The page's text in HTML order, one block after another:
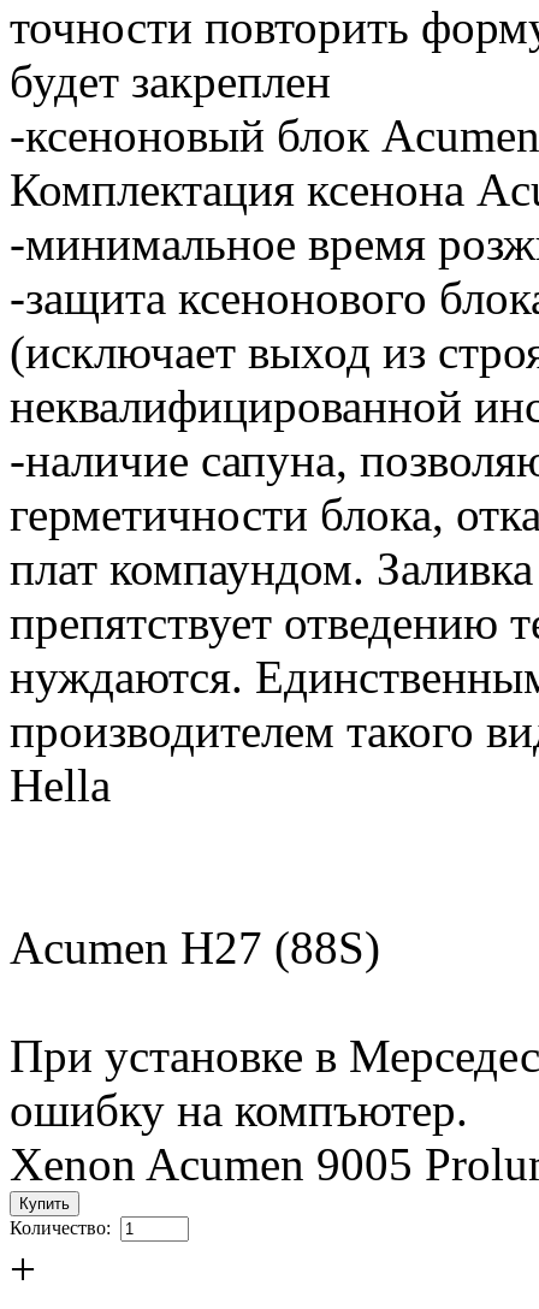
точности повторить
будет закреплен
-ксеноновый блок
Комплектация ксенона
-минимальное время
-защита ксенонового
(исключает выход из
неквалифицированной
-наличие сапуна,
герметичности блока,
плат компаундом.
препятствует отведению
нуждаются.
производителем такого
Hella
Acumen H27 (88S)
При установке в
ошибку на компъютер.
Xenon Acumen 9005
Количество:
+